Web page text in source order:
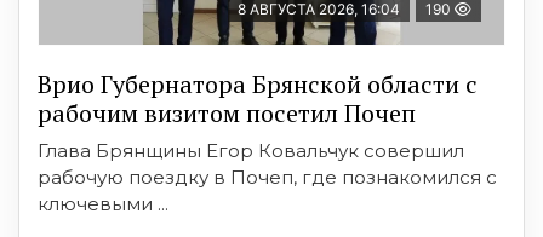
8 АВГУСТА 2026, 16:04 190
Врио Губернатора Брянской области с
рабочим визитом посетил Почеп
Глава Брянщины Егор Ковальчук совершил
рабочую поездку в Почеп, где познакомился с
ключевыми ...